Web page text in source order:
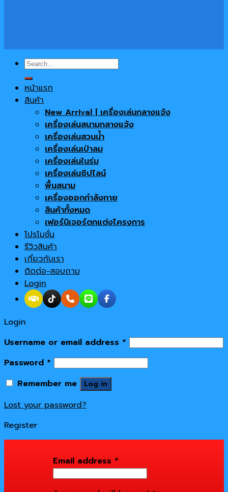
Search
for:
หน้าแรก
สินค้า
New Arrival | เครื่องเล่นกลางแจ้ง
เครื่องเล่นสนามกลางแจ้ง
เครื่องเล่นสวนน้ำ
เครื่องเล่นเป่าลม
เครื่องเล่นในร่ม
เครื่องเล่นซิปไลน์
พื้นสนาม
เครื่องออกกำลังกาย
สินค้าทั้งหมด
เฟอร์นิเจอร์ตกแต่งโครงการ
โปรโมชั่น
รีวิวสินค้า
เกี่ยวกับเรา
ติดต่อ-สอบถาม
Login
Login
Username or email address *
Password *
Remember me
Log in
Lost your password?
Register
Email address *